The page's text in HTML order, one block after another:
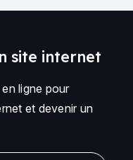
site internet
ligne pour
et devenir un